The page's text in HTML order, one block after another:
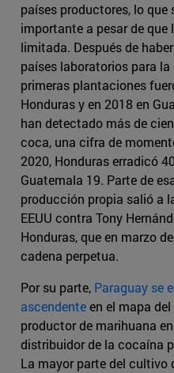
países productores, lo
importante a pesar de
limitada. Después de
países laboratorios para
primeras plantaciones
Honduras y en 2018 en
han detectado más de
coca, una cifra de
2020, Honduras erradicó
Guatemala 19. Parte de
producción propia salió a
EEUU contra Tony
Honduras, que en marzo
cadena perpetua.
Por su parte, Paraguay se
ascendenteen el mapa
productor de marihuana
distribuidor de la cocaína
La mayor parte del cultivo